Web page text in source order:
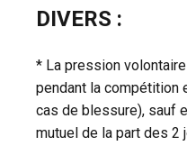
DIVERS :
* La pression
pendant la compétition
cas de blessure), sauf
mutuel de la part des 2